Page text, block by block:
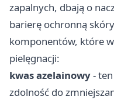
zapalnych, dbają o
barierę ochronną
komponentów, które
pielęgnacji:
kwas azelainowy-
zdolność do